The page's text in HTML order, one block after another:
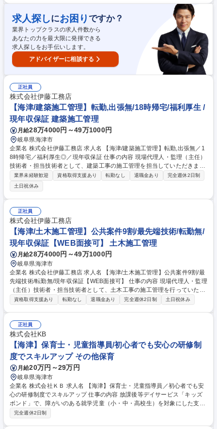
もと、護岸ブロックや水路などの公共インフラ工事を担当 ■提出書類も比
較的少なく、1現場平均3日程度の短期工事が中心 ■使用工法：独自開発の
リフトローラー工法など、施工性・安全性に優れた製品多数 ★業界未経験
でも施工管理の経験があれば歓迎！短期集中型の現場でスキルを活かせま
す★ 募集職種 【岐阜/施工管理】官公庁案件多数・安定成長企業/休日120
日・土日完全休み★
求人探しにお困り ですか？
業界トップクラスの求人件数から
あなたの力を最大限に発揮できる
求人探しをお手伝いします。
アドバイザーに相談する
正社員
株式会社伊藤工務店
【海津/建築施工管理】転勤,出張無/18時帰宅/福利厚生 /
現年収保証 建築施工管理
月給28万4000円～49万1000円
岐阜県海津市
企業名 株式会社伊藤工務店 求人名 【海津/建築施工管理】転勤,出張無／1
8時帰宅／福利厚生◎／現年収保証 仕事の内容 現場代理人・監理（主任）
技術者・担当技術者として、建築工事の施工管理を担当していただきま
す。公共施設、工場、倉庫などの民間施設の新築・修繕・改修、耐震補強
工事など、地域の暮らしと産業を支え、 利用者の安全・安心を高める重要
な工事に携わる、やりがいのある仕事です。また、当社では造園工事を担
当する事もあり、幅広い技術を身につけられる環境です。iPadやグループ
ウェアを積極的に活用、DX化による業務効率化を推進しています。さら
に、3次元データや図面・書類作成を行う専任スタッフを配置し、技術者
の負担軽減と働き方改革を実現しています。■業務の変更の範囲：なし ※
建物の改変を含む業務なし 募集職種 【海津/建築施工管理】転勤,出張無／
18時帰宅／福利厚生◎／現年収保証
業界未経験歓迎 資格取得支援あり 転勤なし 退職金あり
完全週休2日制
土日祝休み
正社員
株式会社伊藤工務店
【海津/土木施工管理】公共案件9割/最先端技術/転勤無/
現年収保証【WEB面接可】 土木施工管理
月給28万4000円～49万1000円
岐阜県海津市
企業名 株式会社伊藤工務店 求人名 【海津/土木施工管理】公共案件9割/最
先端技術/転勤無/現年収保証【WEB面接可】 仕事の内容 現場代理人・監理
（主任）技術者・担当技術者として、土木工事の施工管理を行っていただ
きます。河川・道路・公園などの新設・修繕、構造物の耐震補強工事な
事を担当する場合もあり、幅広い技術を身につけられる環境です。ICTの
積極活用で業務効率化を推進、ドローン、3Dレーザースキャナーなど最
新のICT技術を積極導入し、測量・出来形管理の効率化を進めています。3
次元データの整理や図面・書類作成を行う専任スタッフも配置し、技術者
の負担軽減と働き方改革を実現しています。 募集職種 【海津/土木施工管
理】公共案件9割/最先端技術/転勤無/現年収保証【WEB面接可】
資格取得支援あり 転勤なし 退職金あり 完全週休2日制 土日祝休み
正社員
株式会社KB
【海津】保育士・児童指導員/初心者でも安心の研修制
度でスキルアップ その他保育
月給20万円～29万円
岐阜県海津市
企業名 株式会社ＫＢ 求人名 【海津】保育士・児童指導員／初心者でも安
心の研修制度でスキルアップ 仕事の内容 放課後等デイサービス「キッズ
ボンド」で、障がいのある就学児童（小・中・高校生）を対象にした支援
業務をお任せします。放課後や長期休暇中に利用できる、障がいのある子
完全週休2日制